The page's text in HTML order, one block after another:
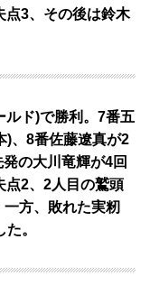
点3、その後は鈴木
ルド)で勝利。7番五
)、8番佐藤遼真が2
の大川竜輝が4回
点2、2人目の鷲頭
方、敗れた実籾
。